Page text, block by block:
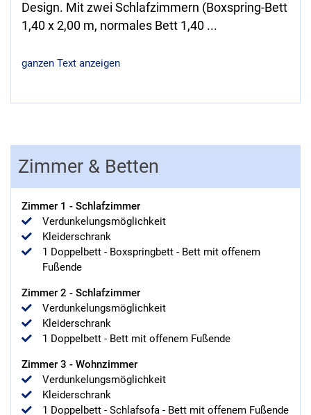
Design. Mit zwei Schlafzimmern (Boxspring-Bett
1,40 x 2,00 m, normales Bett 1,40 ...
ganzen Text anzeigen
Zimmer & Betten
Zimmer 1 - Schlafzimmer
Verdunkelungsmöglichkeit
Kleiderschrank
1 Doppelbett - Boxspringbett - Bett mit offenem
Fußende
Zimmer 2 - Schlafzimmer
Verdunkelungsmöglichkeit
Kleiderschrank
1 Doppelbett - Bett mit offenem Fußende
Zimmer 3 - Wohnzimmer
Verdunkelungsmöglichkeit
Kleiderschrank
1 Doppelbett - Schlafsofa - Bett mit offenem Fußende